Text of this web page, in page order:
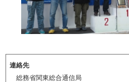
連絡先
総務省関東総合通信局